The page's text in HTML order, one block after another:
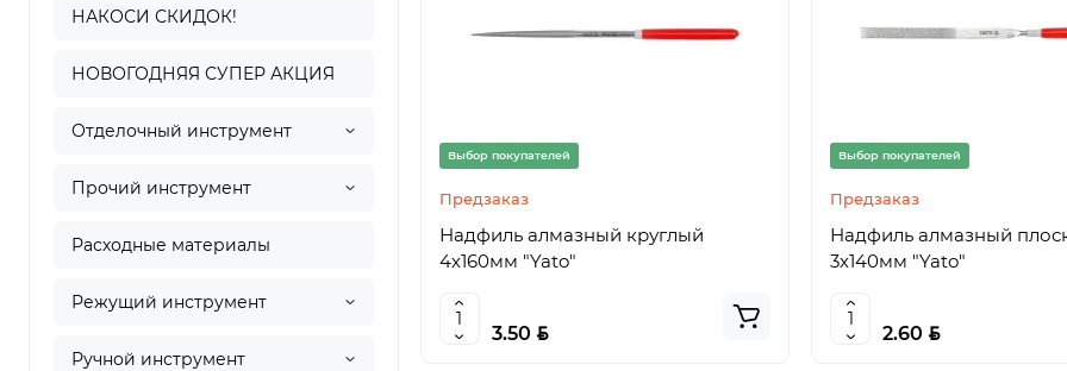
НАКОСИ СКИДОК!
НОВОГОДНЯЯ СУПЕР АКЦИЯ
Отделочный инструмент
Прочий инструмент
Расходные материалы
Режущий инструмент
Ручной инструмент
Выбор покупателей
Предзаказ
Надфиль алмазный круглый
4х160мм "Yato"
3.50 BYN
Выбор покупателей
Предзаказ
Надфиль алмазный
3х140мм "Yato"
2.60 BYN